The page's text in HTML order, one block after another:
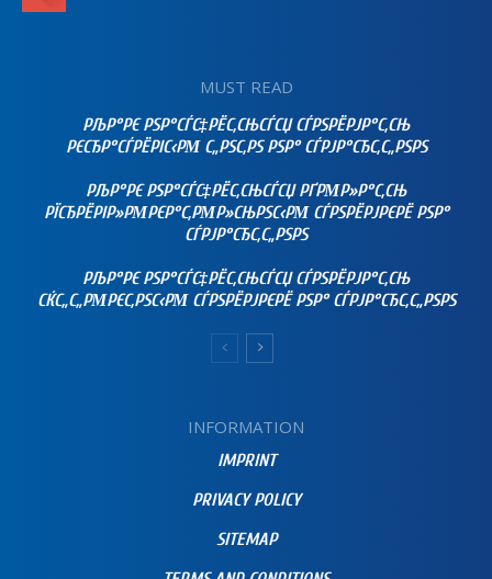
MUST READ
РЉР°РЄ РЅР°СЃС‡РЁС‚СЊСЃСЏ СЃРЅРЁРЈР°С‚СЊ
РЄСЂР°СЃРЁРІС‹РΜ С„РЅС‚РЅ РЅР° СЃРЈР°СЂС‚С„РЅРЅ
РЉР°РЄ РЅР°СЃС‡РЁС‚СЊСЃСЏ РҐРΜР»Р°С‚СЊ
РЇСЂРЁРІР»РΜРЄР°С‚РΜР»СЊРЅС‹РΜ СЃРЅРЁРЈРЄРЁ РЅР°
СЃРЈР°СЂС‚С„РЅРЅ
РЉР°РЄ РЅР°СЃС‡РЁС‚СЊСЃСЏ СЃРЅРЁРЈР°С‚СЊ
СЌС„С„РΜРЄС‚РЅС‹РΜ СЃРЅРЁРЈРЄРЁ РЅР° СЃРЈР°СЂС‚С„РЅРЅ
INFORMATION
IMPRINT
PRIVACY POLICY
SITEMAP